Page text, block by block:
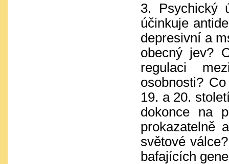
3. Psychický
účinkuje
depresivní a
obecný jev?
regulaci
osobnosti?
19. a 20.
dokonce na
prokazatelně
světové
bafajících